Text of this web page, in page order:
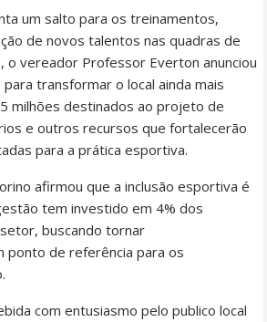
um salto para os treinamentos,
de novos talentos nas quadras de
o vereador Professor Everton anunciou
transformar o local ainda mais
milhões destinados ao projeto de
e outros recursos que fortalecerão
para a prática esportiva.
afirmou que a inclusão esportiva é
tem investido em 4% dos
buscando tornar
ponto de referência para os
com entusiasmo pelo publico local